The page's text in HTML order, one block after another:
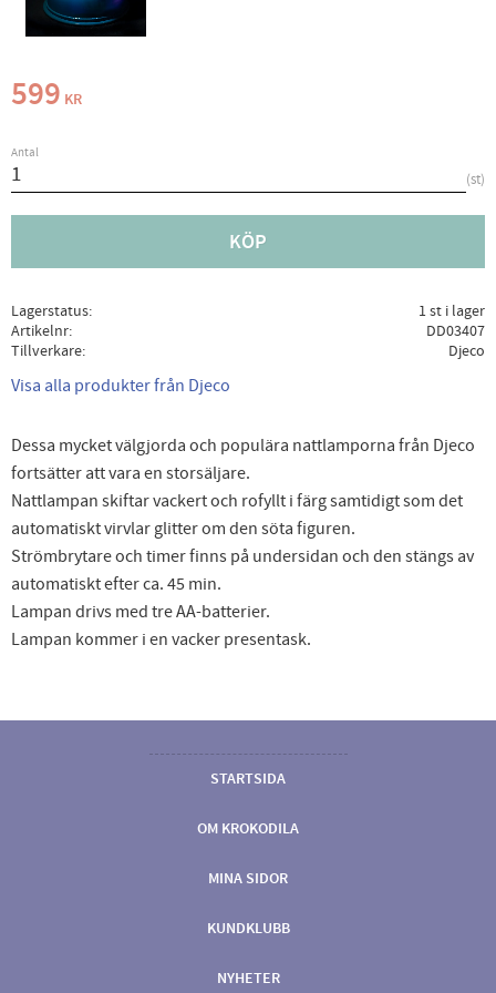
599 KR
Antal
st
KÖP
Lagerstatus
1 st i lager
Artikelnr
DD03407
Tillverkare
Djeco
Visa alla produkter från Djeco
Dessa mycket välgjorda och populära nattlamporna från Djeco
fortsätter att vara en storsäljare.
Nattlampan skiftar vackert och rofyllt i färg samtidigt som det
automatiskt virvlar glitter om den söta figuren.
Strömbrytare och timer finns på undersidan och den stängs av
automatiskt efter ca. 45 min.
Lampan drivs med tre AA-batterier.
Lampan kommer i en vacker presentask.
STARTSIDA
OM KROKODILA
MINA SIDOR
KUNDKLUBB
NYHETER